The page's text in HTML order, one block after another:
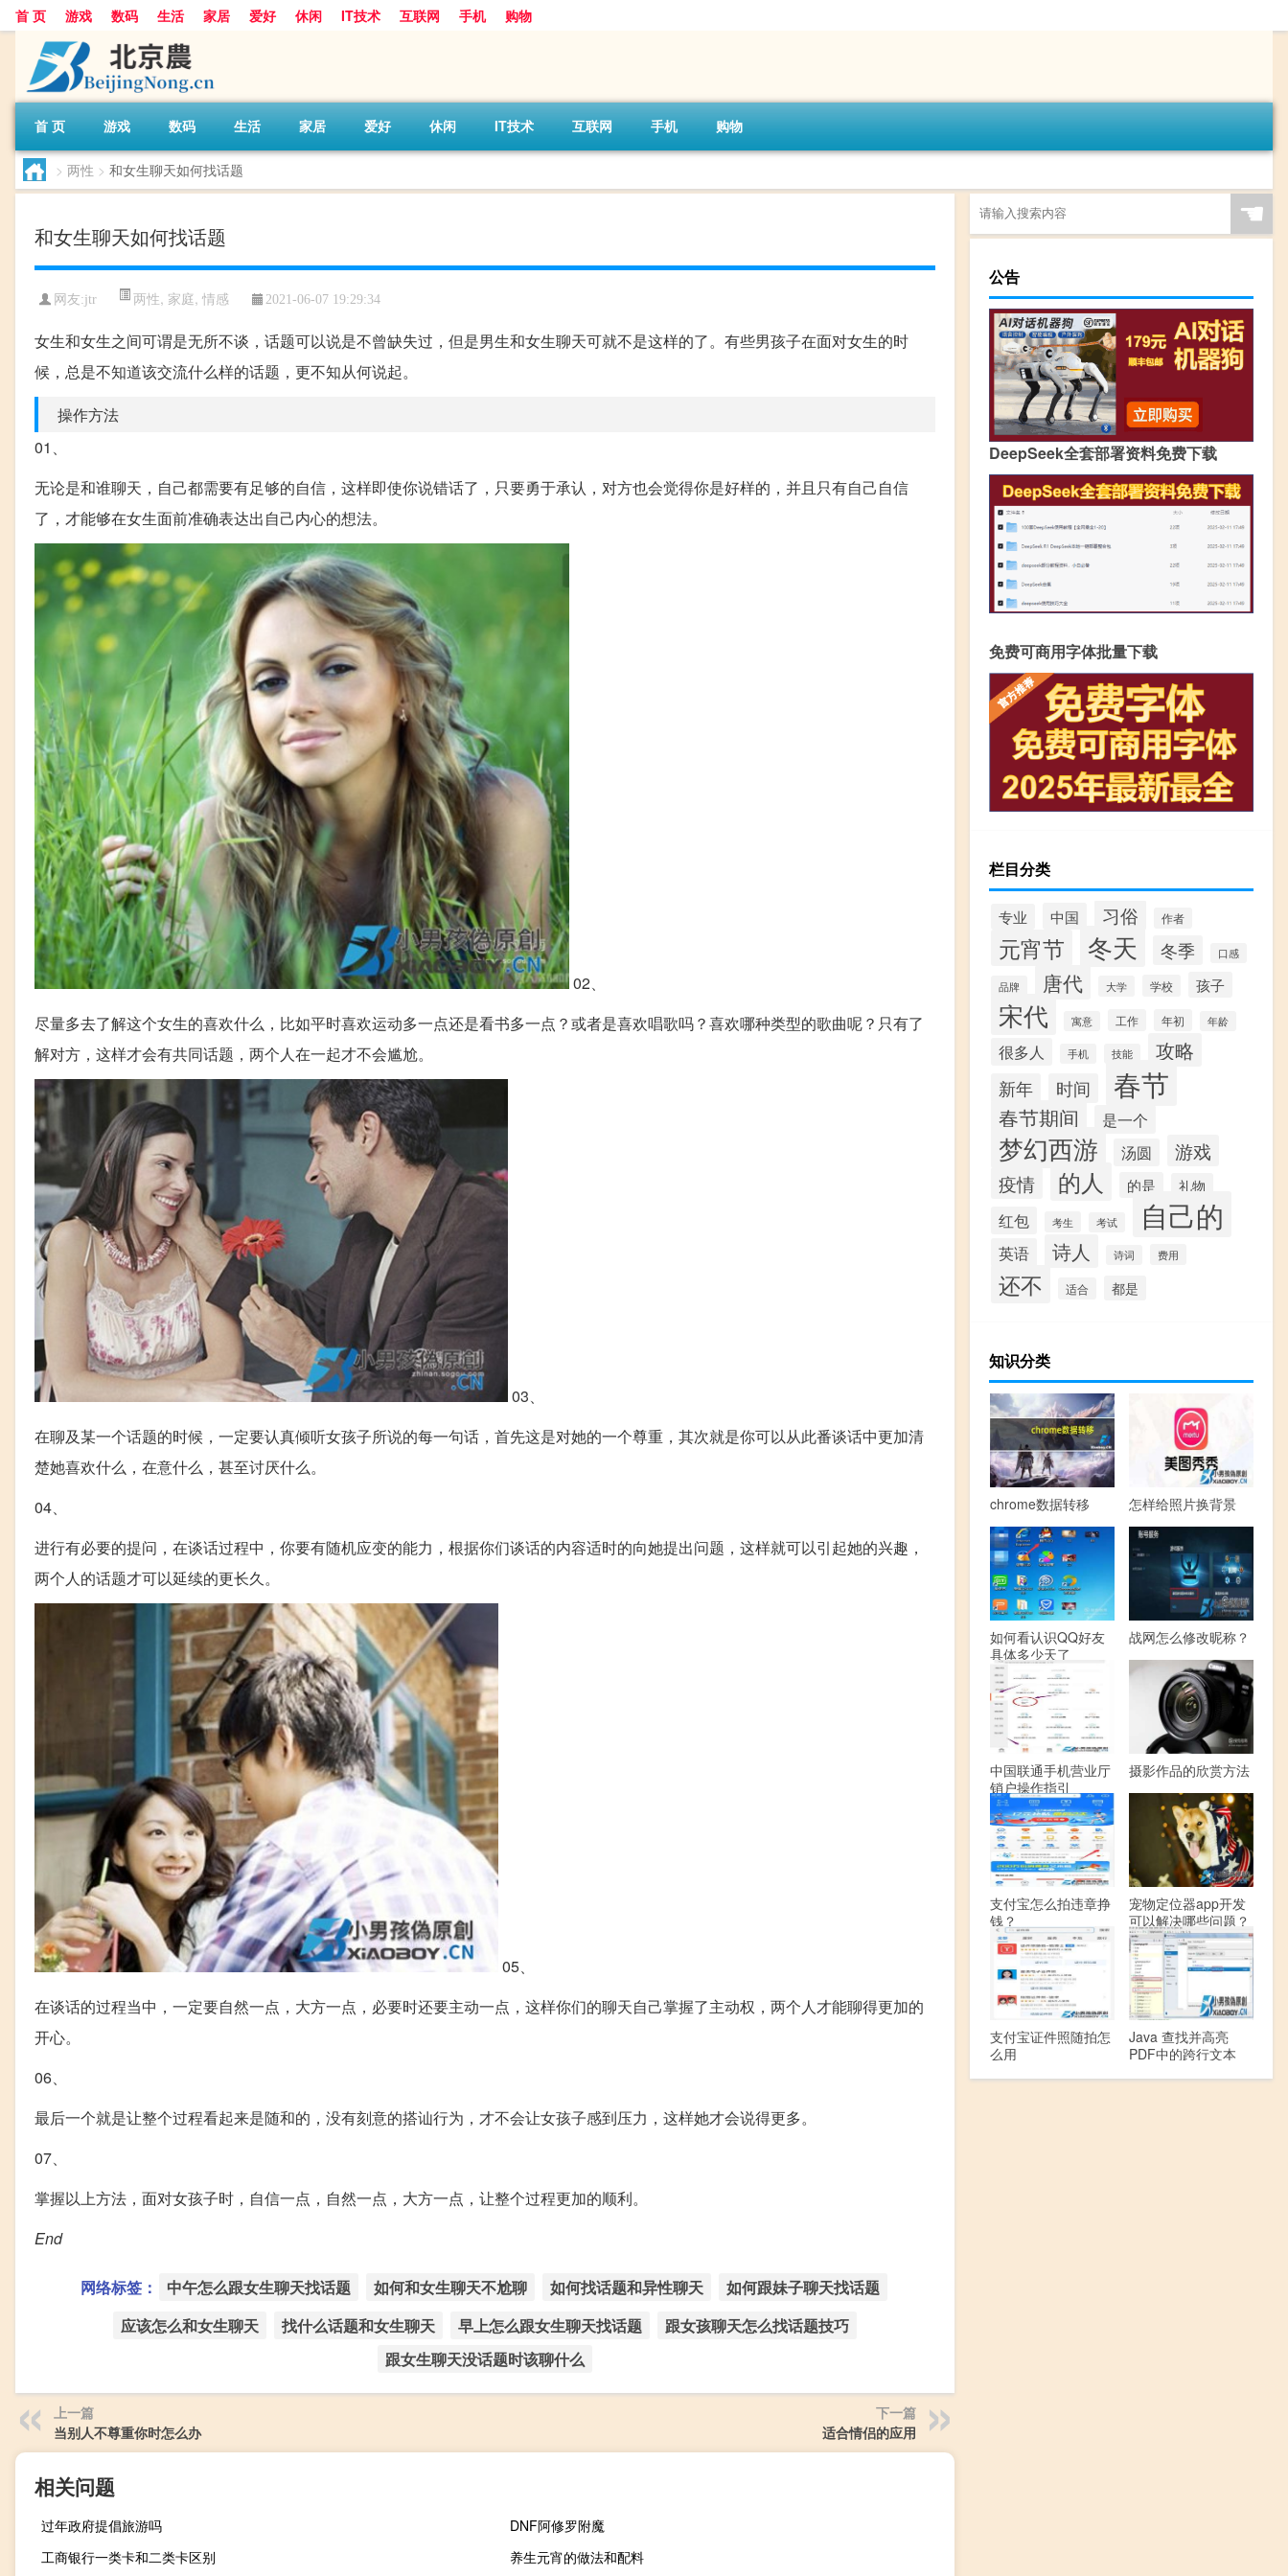
首 页 游戏 数码 生活 家居 爱好 休闲 IT技术 互联网 手机 购物
首 页 游戏 数码 生活 家居 爱好 休闲 IT技术 互联网 手机 购物
> 两性 > 和女生聊天如何找话题
和女生聊天如何找话题
网友:jtr 两性, 家庭, 情感 2021-06-07 19:29:34
女生和女生之间可谓是无所不谈，话题可以说是不曾缺失过，但是男生和女生聊天可就不是这样的了。有些男孩子在面对女生的时
候，总是不知道该交流什么样的话题，更不知从何说起。
操作方法
01、
无论是和谁聊天，自己都需要有足够的自信，这样即使你说错话了，只要勇于承认，对方也会觉得你是好样的，并且只有自己自信
了，才能够在女生面前准确表达出自己内心的想法。
02、
尽量多去了解这个女生的喜欢什么，比如平时喜欢运动多一点还是看书多一点？或者是喜欢唱歌吗？喜欢哪种类型的歌曲呢？只有了
解对方，这样才会有共同话题，两个人在一起才不会尴尬。
03、
在聊及某一个话题的时候，一定要认真倾听女孩子所说的每一句话，首先这是对她的一个尊重，其次就是你可以从此番谈话中更加清
楚她喜欢什么，在意什么，甚至讨厌什么。
04、
进行有必要的提问，在谈话过程中，你要有随机应变的能力，根据你们谈话的内容适时的向她提出问题，这样就可以引起她的兴趣，
两个人的话题才可以延续的更长久。
05、
在谈话的过程当中，一定要自然一点，大方一点，必要时还要主动一点，这样你们的聊天自己掌握了主动权，两个人才能聊得更加的
开心。
06、
最后一个就是让整个过程看起来是随和的，没有刻意的搭讪行为，才不会让女孩子感到压力，这样她才会说得更多。
07、
掌握以上方法，面对女孩子时，自信一点，自然一点，大方一点，让整个过程更加的顺利。
End
网络标签： 中午怎么跟女生聊天找话题 如何和女生聊天不尬聊 如何找话题和异性聊天
如何跟妹子聊天找话题
应该怎么和女生聊天
找什么话题和女生聊天 早上怎么跟女生聊天找话题
跟女孩聊天怎么找话题技巧
跟女生聊天没话题时该聊什么
上一篇
当别人不尊重你时怎么办
下一篇
适合情侣的应用
相关问题
过年政府提倡旅游吗
DNF阿修罗附魔
工商银行一类卡和二类卡区别
养生元宵的做法和配料
☚
公告
DeepSeek全套部署资料免费下载
免费可商用字体批量下载
栏目分类
专业 中国 习俗 作者
元宵节 冬天 冬季 口感
品牌 唐代 大学 学校 孩子
宋代 寓意 工作 年初 年龄
很多人 手机 技能 攻略
新年 时间 春节
春节期间 是一个
梦幻西游 汤圆
游戏
疫情
的人 的是 礼物
红包 考生 考试 自己的
英语 诗人 诗词 费用
还不 适合 都是
知识分类
chrome数据转移 怎样给照片换背景
如何看认识QQ好友
具体多少天了
战网怎么修改昵称？
中国联通手机营业厅
销户操作指引
摄影作品的欣赏方法
支付宝怎么拍违章挣
钱？
宠物定位器app开发
可以解决哪些问题？
支付宝证件照随拍怎
么用
Java 查找并高亮
PDF中的跨行文本